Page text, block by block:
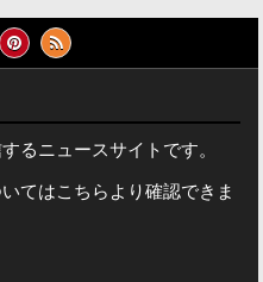
るニュースサイトです。
てはこちらより確認できま